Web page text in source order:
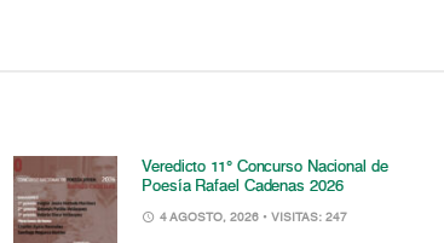
Veredicto 11° Concurso Nacional de
Poesía Rafael Cadenas 2026
4 AGOSTO, 2026 • VISITAS: 247